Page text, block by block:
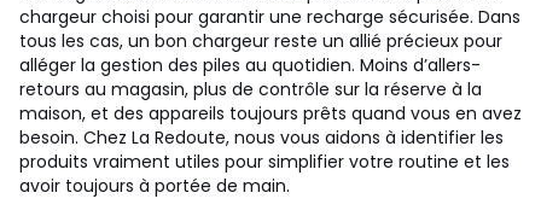
chargeur choisi pour garantir une recharge sécurisée. Dans
tous les cas, un bon chargeur reste un allié précieux pour
alléger la gestion des piles au quotidien. Moins d’allers-
retours au magasin, plus de contrôle sur la réserve à la
maison, et des appareils toujours prêts quand vous en avez
besoin. Chez La Redoute, nous vous aidons à identifier les
produits vraiment utiles pour simplifier votre routine et les
avoir toujours à portée de main.